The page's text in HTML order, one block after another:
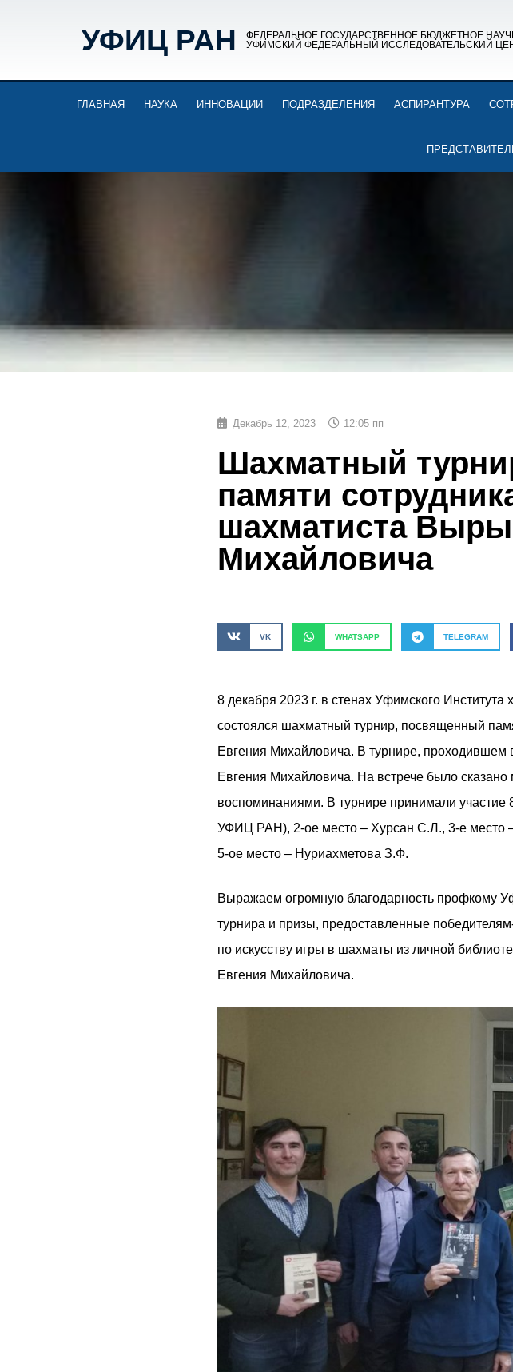
УФИЦ РАН
ФЕДЕРАЛЬНОЕ ГОСУДАРСТВЕННОЕ БЮДЖЕТНОЕ
УФИМСКИЙ ФЕДЕРАЛЬНЫЙ ИССЛЕДОВАТЕЛЬСКИЙ
ГЛАВНАЯ НАУКА ИННОВАЦИИ ПОДРАЗДЕЛЕНИЯ АСПИРАНТУРА
Декабрь 12, 2023 12:05 пп
Шахматный
памяти
шахматиста
Михайловича
VK WHATSAPP TELEGRAM
8 декабря 2023 г. в стенах Уфимского
состоялся шахматный турнир, посвященный
Евгения Михайловича. В турнире, проходившем
Евгения Михайловича. На встрече было
воспоминаниями. В турнире принимали
УФИЦ РАН), 2-ое место – Хурсан С.Л., 3-е
5-ое место – Нуриахметова З.Ф.
Выражаем огромную благодарность профкому
турнира и призы, предоставленные
по искусству игры в шахматы из личной
Евгения Михайловича.